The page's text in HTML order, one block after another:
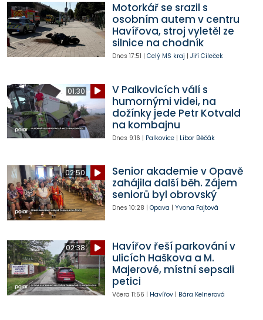
Motorkář se srazil s
osobním autem v centru
Havířova, stroj vyletěl ze
silnice na chodník
Dnes 17:51 | Celý MS kraj | Jiří Cileček
01:30
V Palkovicích válí s
humornými videi, na
dožínky jede Petr Kotvald
na kombajnu
Dnes 9:16 | Palkovice| Libor Běčák
02:50
Senior akademie v Opavě
zahájila další běh. Zájem
seniorů byl obrovský
Dnes 10:28 | Opava | Yvona Fajtová
02:38
Havířov řeší parkování v
ulicích Haškova a M.
Majerové, místní sepsali
petici
Včera 11:56 | Havířov| Bára Kelnerová